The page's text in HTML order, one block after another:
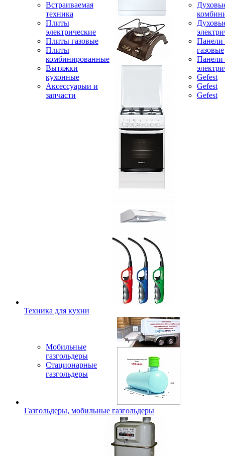
Встраиваемая
техника
Плиты
электрические
Плиты газовые
Плиты
комбинированные
Вытяжки
кухонные
Аксессуарыи и
запчасти
Панели
газовые
Панели
Gefest
Gefest
Gefest
Техника для кухни
Мобильные
газгольдеры
Стационарные
газгольдеры
Газгольдеры, мобильные газгольдеры